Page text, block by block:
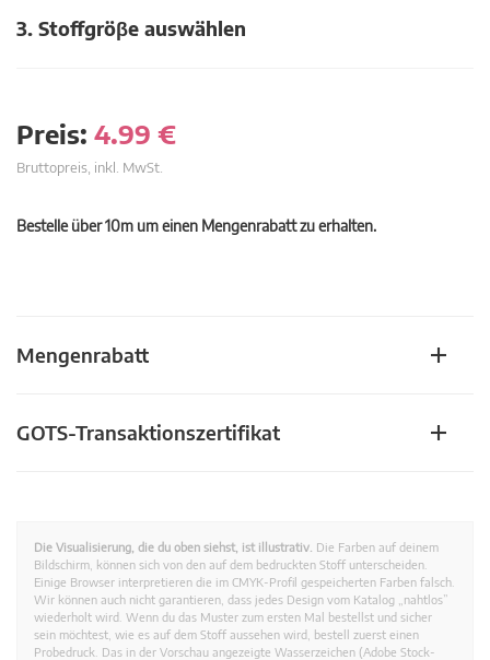
3. Stoffgröβe auswählen
Preis: 4.99 €
Bruttopreis, inkl. MwSt.
Bestelle über 10m um einen Mengenrabatt zu erhalten.
Mengenrabatt
GOTS-Transaktionszertifikat
Die Visualisierung, die du oben siehst, ist illustrativ. Die Farben auf deinem
Bildschirm, können sich von den auf dem bedruckten Stoff unterscheiden.
Einige Browser interpretieren die im CMYK-Profil gespeicherten Farben falsch.
Wir können auch nicht garantieren, dass jedes Design vom Katalog „nahtlos”
wiederholt wird. Wenn du das Muster zum ersten Mal bestellst und sicher
sein möchtest, wie es auf dem Stoff aussehen wird, bestell zuerst einen
Probedruck. Das in der Vorschau angezeigte Wasserzeichen (Adobe Stock-